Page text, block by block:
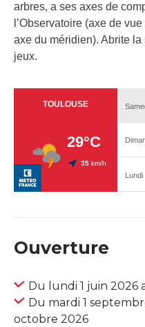
arbres, a ses axes de
l’Observatoire (axe de
axe du méridien). Abrite la
jeux.
Ouverture
Du lundi 1 juin 2026
Du mardi 1
octobre 2026